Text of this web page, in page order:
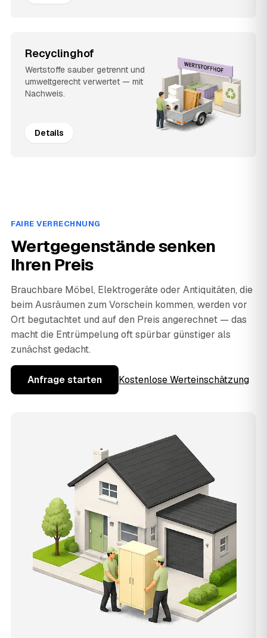
Recyclinghof
Wertstoffe sauber getrennt und
umweltgerecht verwertet — mit
Nachweis.
Details
FAIRE VERRECHNUNG
Wertgegenstände senken
Ihren Preis
Brauchbare Möbel, Elektrogeräte oder Antiquitäten, die
beim Ausräumen zum Vorschein kommen, werden vor
Ort begutachtet und auf den Preis angerechnet — das
macht die Entrümpelung oft spürbar günstiger als
zunächst gedacht.
Anfrage starten Kostenlose Werteinschätzung